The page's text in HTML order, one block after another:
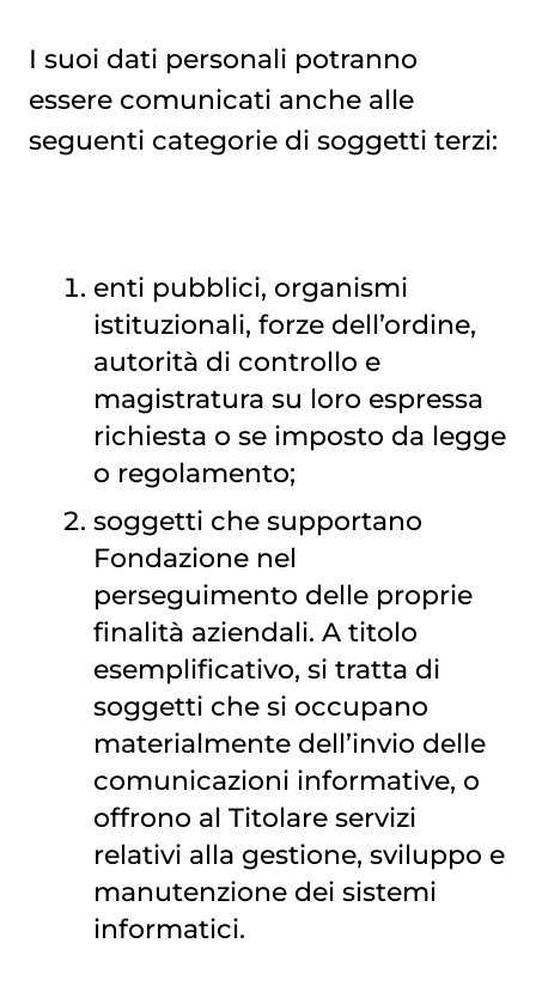
I suoi dati personali potranno
essere comunicati anche alle
seguenti categorie di soggetti terzi:
enti pubblici, organismi
istituzionali, forze dell’ordine,
autorità di controllo e
magistratura su loro espressa
richiesta o se imposto da legge
o regolamento;
soggetti che supportano
Fondazione nel
perseguimento delle proprie
finalità aziendali. A titolo
esemplificativo, si tratta di
soggetti che si occupano
materialmente dell’invio delle
comunicazioni informative, o
offrono al Titolare servizi
relativi alla gestione, sviluppo e
manutenzione dei sistemi
informatici.